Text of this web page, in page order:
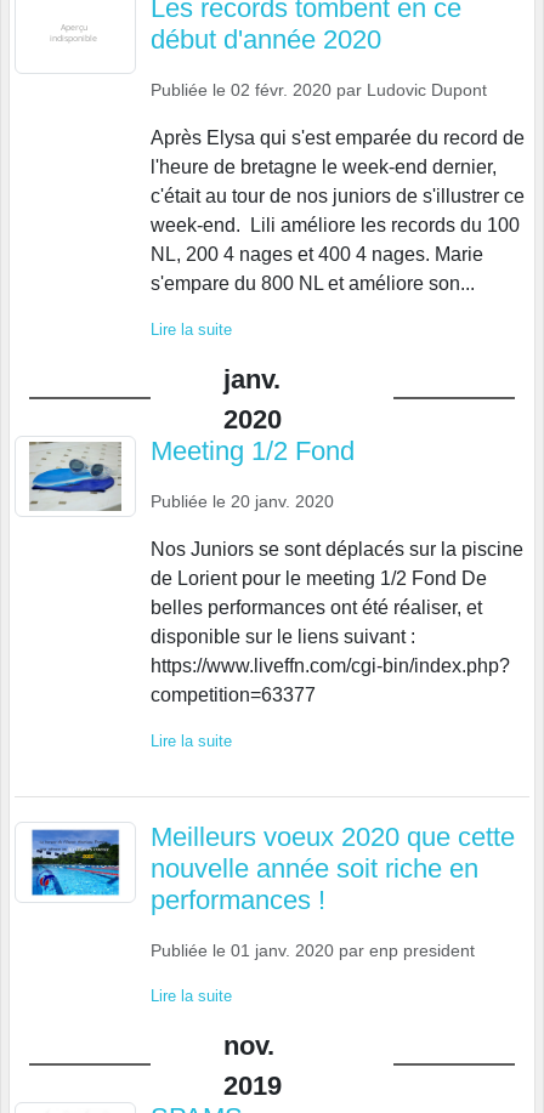
Les records tombent en ce
début d'année 2020
Publiée le 02 févr. 2020 par Ludovic Dupont
Après Elysa qui s'est emparée du record de
l'heure de bretagne le week-end dernier,
c'était au tour de nos juniors de s'illustrer ce
week-end. Lili améliore les records du 100
NL, 200 4 nages et 400 4 nages. Marie
s'empare du 800 NL et améliore son...
Lire la suite
janv.
2020
Meeting 1/2 Fond
Publiée le 20 janv. 2020
Nos Juniors se sont déplacés sur la piscine
de Lorient pour le meeting 1/2 Fond De
belles performances ont été réaliser, et
disponible sur le liens suivant :
https://www.liveffn.com/cgi-bin/index.php?
competition=63377
Lire la suite
Meilleurs voeux 2020 que cette
nouvelle année soit riche en
performances !
Publiée le 01 janv. 2020 par enp president
Lire la suite
nov.
2019